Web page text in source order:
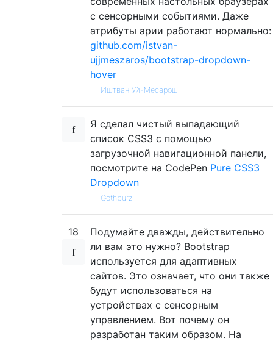
с сенсорными событиями. Даже
атрибуты арии работают нормально:
github.com/istvan-
ujjmeszaros/bootstrap-dropdown-
hover
— Иштван Уй-Месарош
Я сделал чистый выпадающий
список CSS3 с помощью
загрузочной навигационной панели,
посмотрите на CodePen Pure CSS3
Dropdown
— Gothburz
18
Подумайте дважды, действительно
ли вам это нужно? Bootstrap
используется для адаптивных
сайтов. Это означает, что они также
будут использоваться на
устройствах с сенсорным
управлением. Вот почему он
разработан таким образом. На